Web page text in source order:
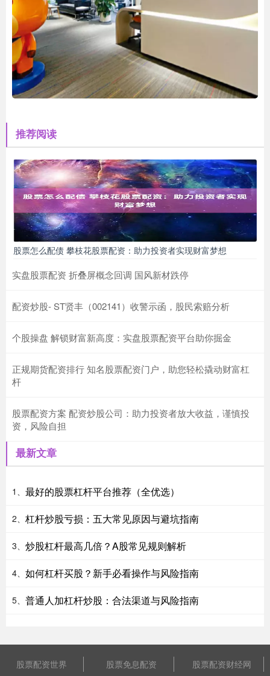
推荐阅读
股票怎么配债 攀枝花股票配资：助力投资者实现财富梦想
实盘股票配资 折叠屏概念回调 国风新材跌停
配资炒股- ST贤丰（002141）收警示函，股民索赔分析
个股操盘 解锁财富新高度：实盘股票配资平台助你掘金
正规期货配资排行 知名股票配资门户，助您轻松撬动财富杠
杆
股票配资方案 配资炒股公司：助力投资者放大收益，谨慎投
资，风险自担
最新文章
1、 最好的股票杠杆平台推荐（全优选）
2、 杠杆炒股亏损：五大常见原因与避坑指南
3、 炒股杠杆最高几倍？A股常见规则解析
4、 如何杠杆买股？新手必看操作与风险指南
5、 普通人加杠杆炒股：合法渠道与风险指南
股票配资世界 股票免息配资 股票配资财经网